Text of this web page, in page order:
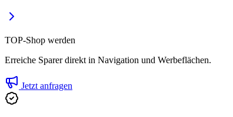
TOP-Shop werden
Erreiche Sparer direkt in Navigation und Werbeflächen.
Jetzt anfragen